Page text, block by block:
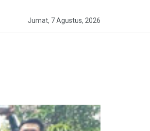
Jumat, 7 Agustus, 2026